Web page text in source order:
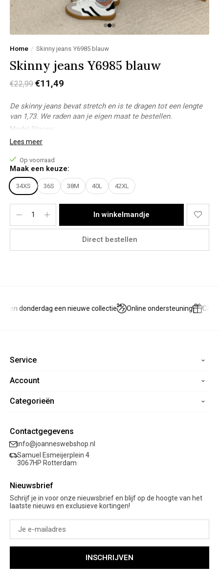
Home / Skinny jeans Y6985 blauw
Skinny jeans Y6985 blauw
€22,99 €11,49
De skinny jeans bevat stretch en is te dragen tot een lengte
van 1,73. We raden aan je eigen maat te bestellen.
Model Stacey:
Lichaamslengte: 1,73m
Bovenkant: M
Onderkant: 38
Het model draagt een maat 38
Materiaal: 70% Cotton, 26% Polyester, 2% Elasthanne
Lees meer
Op voorraad
Maak een keuze:
34XS 36S 38M 40L 42XL
In winkelmandje
Direct bestellen
en donderdag een nieuwe collectie Online ondersteuning
Service
Home
Veelgestelde vragen
Retourneren
Garantie
Account
Registreren
Mijn verlanglijst
Categorieën
Sale
Kleding
Schoenen
Cadeaubon
Contactgegevens
info@joanneswebshop.nl
Samuel Esmeijerplein 4
3067HP Rotterdam
Nieuwsbrief
Schrijf je in voor onze nieuwsbrief en blijf op de hoogte van het
laatste nieuws en exclusieve kortingen!
INSCHRIJVEN